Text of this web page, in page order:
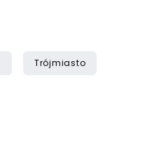
Trójmiasto